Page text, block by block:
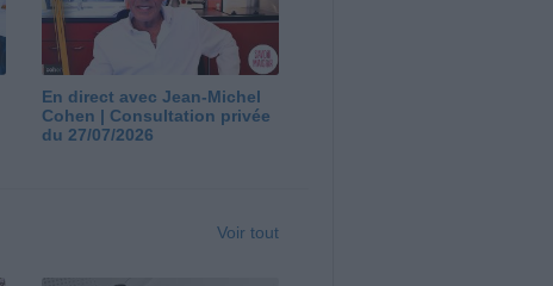
En direct avec Jean-Michel
Cohen | Consultation privée
du 27/07/2026
Voir tout